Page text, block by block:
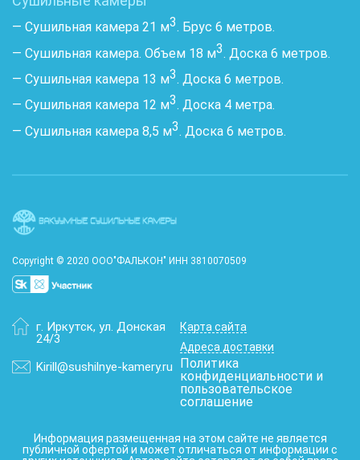
— Сушильная камера 21 м3. Брус 6 метров.
— Сушильная камера. Объем 18 м3. Доска 6 метров.
— Сушильная камера 13 м3. Доска 6 метров.
— Сушильная камера 12 м3. Доска 4 метра.
— Сушильная камера 8,5 м3. Доска 6 метров.
Copyright © 2020 ООО"ФАЛЬКОН" ИНН 3810070509
г. Иркутск, ул. Донская
24/3
Kirill@sushilnye-kamery.ru
Карта сайта
Адреса доставки
Политика
конфиденциальности и
пользовательское
соглашение
Информация размещенная на этом сайте не является
публичной офертой и может отличаться от информации с